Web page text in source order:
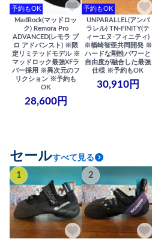
予約もOK
MadRock(マッドロッ
ク) Remora Pro
ADVANCED(レモラ プ
ロ アドバンスト) ※限
定リミテッドモデル ※
マッドロック最強XFラ
バー採用 ※異次元のフ
リクション ※予約も
OK
28,600円
予約もOK
UNPARALLEL(アンパ
ラレル) TN-FINITY(テ
ィーエヌ-フィニティ)
※楢崎智亜共同開発 ※
ハードな剛性パワーと
自由度が融合した最強
仕様 ※予約もOK
30,910円
セールすべて見る
1 2